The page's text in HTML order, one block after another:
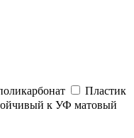
Пластик
к УФ матовый